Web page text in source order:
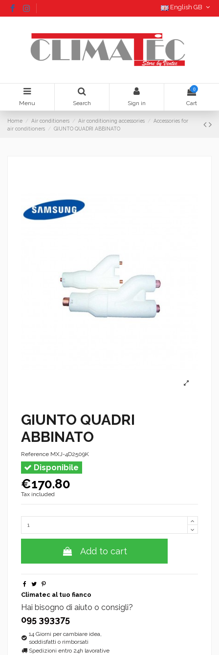
English GB
Menu Search Sign in
0
Cart
Home Air conditioners Air conditioning accessories
Accessories for
air conditioners
GIUNTO QUADRI ABBINATO
GIUNTO QUADRI
ABBINATO
Reference MXJ-4D2509K
Disponibile
€170.80
Tax included
Add to cart
Climatec al tuo fianco
Hai bisogno di aiuto o consigli?
095 393375
14 Giorni per cambiare idea,
soddisfatti o rimborsati
Spedizioni entro 24h lavorative